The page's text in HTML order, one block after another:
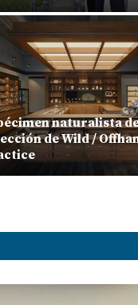
naturalista
de Wild /